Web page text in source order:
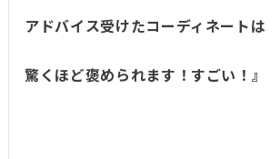
アドバイス受けたコーディネートは
驚くほど褒められます！すごい！』